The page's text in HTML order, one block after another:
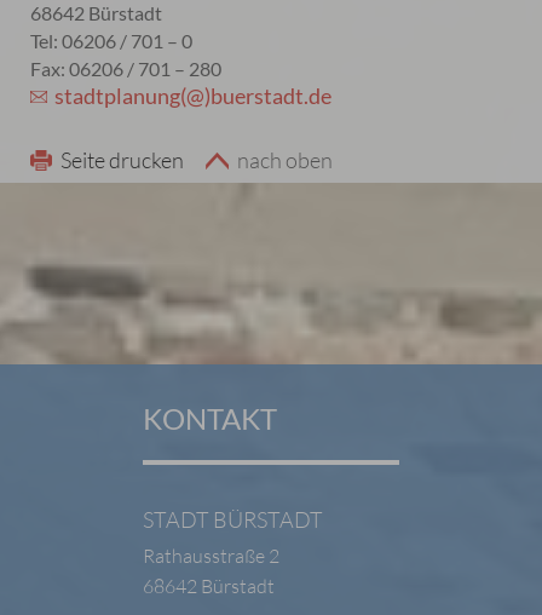
68642 Bürstadt
Tel: 06206 / 701 – 0
Fax: 06206 / 701 – 280
stadtplanung(@)buerstadt.de
Seite drucken nach oben
KONTAKT
STADT BÜRSTADT
Rathausstraße 2
68642 Bürstadt